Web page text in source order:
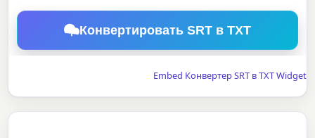
Конвертировать SRT в TXT
Embed Конвертер SRT в TXT Widget